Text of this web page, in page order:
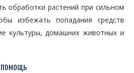
обработки растений при сильном
избежать попадания средств
культуры, домашних животных и